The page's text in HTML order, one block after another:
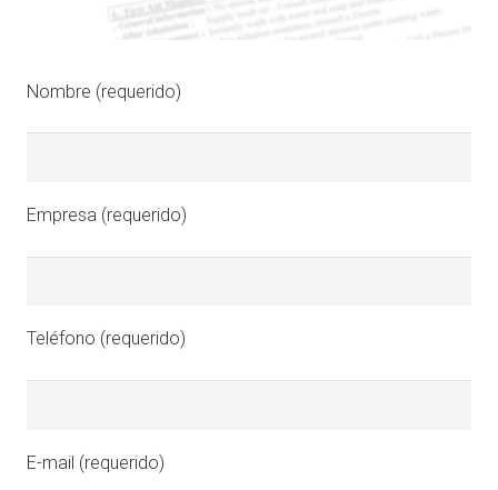
Nombre (requerido)
Empresa (requerido)
Teléfono (requerido)
E-mail (requerido)